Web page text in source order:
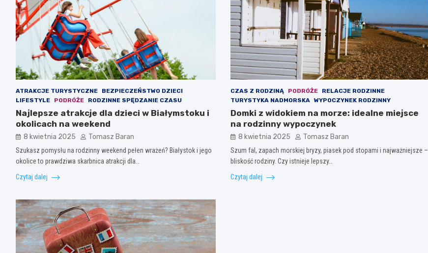
ATRAKCJE TURYSTYCZNE
BEZPIECZEŃSTWO DZIECI
LIFESTYLE
PODRÓŻE RODZINNE SPĘDZANIE CZASU
Najlepsze atrakcje dla dzieci w Białymstoku i
okolicach na weekend
8 kwietnia 2025 Tomasz Baran
Szukasz pomysłu na rodzinny weekend pełen wrażeń? Białystok i jego
okolice to prawdziwa skarbnica atrakcji dla…
Czytaj dalej
CZAS Z RODZINĄ PODRÓŻE
RELACJE RODZINNE
TURYSTYKA NADMORSKA WYPOCZYNEK RODZINNY
Domki z widokiem na morze: idealne miejsce
na rodzinny wypoczynek
8 kwietnia 2025 Tomasz Baran
Szum fal, zapach morskiej bryzy, piasek pod stopami i najważniejsze –
bliskość rodziny. Czy istnieje lepszy…
Czytaj dalej